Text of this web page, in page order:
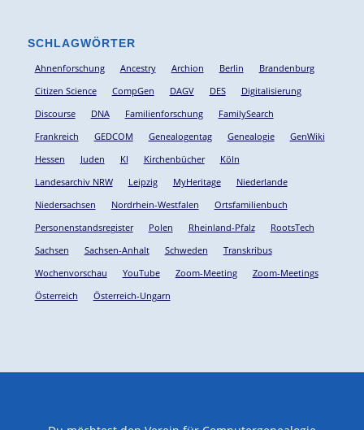
SCHLAGWÖRTER
Ahnenforschung Ancestry Archion Berlin
Brandenburg
Citizen Science
CompGen DAGV DES
Digitalisierung
Discourse
DNA Familienforschung
FamilySearch
Frankreich
GEDCOM Genealogentag Genealogie
GenWiki
Hessen
Juden KI Kirchenbücher
Köln
Landesarchiv NRW
Leipzig MyHeritage
Niederlande
Niedersachsen
Nordrhein-Westfalen
Ortsfamilienbuch
Personenstandsregister
Polen Rheinland-Pfalz
RootsTech
Sachsen
Sachsen-Anhalt Schweden
Transkribus
Wochenvorschau
YouTube Zoom-Meeting
Zoom-Meetings
Österreich
Österreich-Ungarn